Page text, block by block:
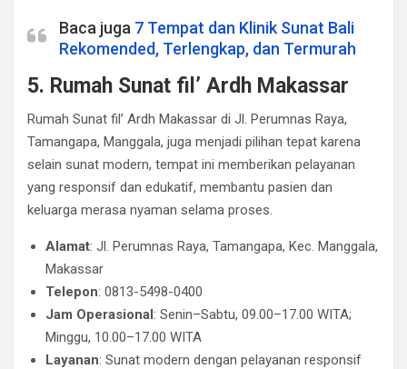
Baca juga 7 Tempat dan Klinik Sunat Bali
Rekomended, Terlengkap, dan Termurah
5. Rumah Sunat fil’ Ardh Makassar
Rumah Sunat fil’ Ardh Makassar di Jl. Perumnas Raya,
Tamangapa, Manggala, juga menjadi pilihan tepat karena
selain sunat modern, tempat ini memberikan pelayanan
yang responsif dan edukatif, membantu pasien dan
keluarga merasa nyaman selama proses.
Alamat: Jl. Perumnas Raya, Tamangapa, Kec. Manggala,
Makassar
Telepon: 0813-5498-0400
Jam Operasional: Senin–Sabtu, 09.00–17.00 WITA;
Minggu, 10.00–17.00 WITA
Layanan: Sunat modern dengan pelayanan responsif